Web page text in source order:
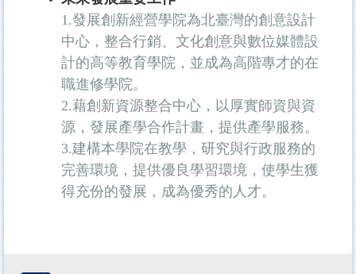
1.發展創新經營學院為北臺灣的創意設計
中心，整合行銷、文化創意與數位媒體設
計的高等教育學院，並成為高階專才的在
職進修學院。
2.藉創新資源整合中心，以厚實師資與資
源，發展產學合作計畫，提供產學服務。
3.建構本學院在教學，研究與行政服務的
完善環境，提供優良學習環境，使學生獲
得充份的發展，成為優秀的人才。